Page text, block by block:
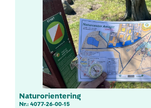
Naturorientering
Nr.: 4077-26-00-15